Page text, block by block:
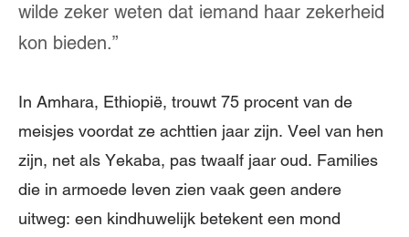
wilde zeker weten dat iemand haar zekerheid
kon bieden.”
In Amhara, Ethiopië, trouwt 75 procent van de
meisjes voordat ze achttien jaar zijn. Veel van hen
zijn, net als Yekaba, pas twaalf jaar oud. Families
die in armoede leven zien vaak geen andere
uitweg: een kindhuwelijk betekent een mond